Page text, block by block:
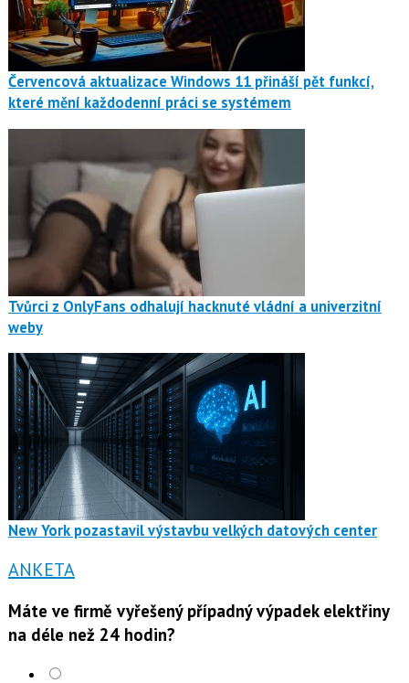
Červencová aktualizace Windows 11 přináší pět funkcí,
které mění každodenní práci se systémem
Tvůrci z OnlyFans odhalují hacknuté vládní a univerzitní
weby
New York pozastavil výstavbu velkých datových center
ANKETA
Máte ve firmě vyřešený případný výpadek elektřiny
na déle než 24 hodin?